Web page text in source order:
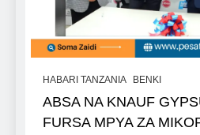
HABARI TANZANIA BENKI
ABSA NA KNAUF
FURSA MPYA ZA